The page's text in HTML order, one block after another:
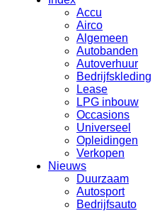
Accu
Airco
Algemeen
Autobanden
Autoverhuur
Bedrijfskleding
Lease
LPG inbouw
Occasions
Universeel
Opleidingen
Verkopen
Nieuws
Duurzaam
Autosport
Bedrijfsauto